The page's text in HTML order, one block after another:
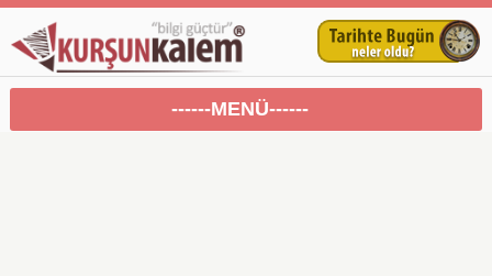
------MENÜ------